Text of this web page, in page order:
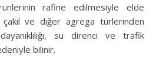
rafine edilmesiyle elde
ve diğer agrega türlerinden
su direnci ve trafik
bilinir.